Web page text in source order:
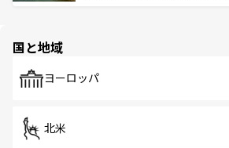
で、ホーカーズは地元の風情を楽
国と地域
ヨーロッパ
北米